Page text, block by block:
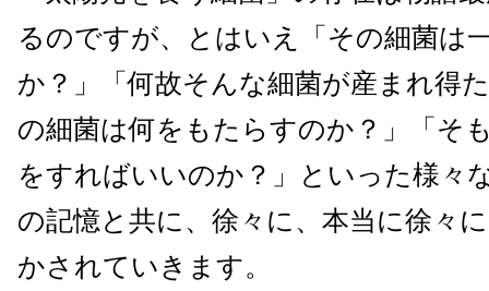
るのですが、とはいえ「その細菌は
か？」「何故そんな細菌が産まれ得
の細菌は何をもたらすのか？」「そ
をすればいいのか？」といった様々
の記憶と共に、徐々に、本当に徐々
かされていきます。